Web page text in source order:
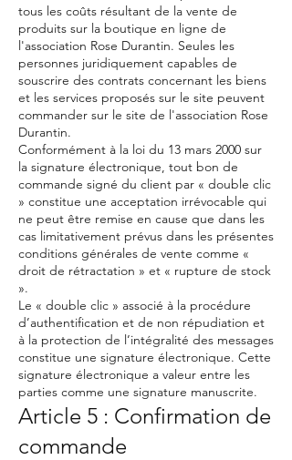
tous les coûts résultant de la vente de
produits sur la boutique en ligne de
l'association Rose Durantin. Seules les
personnes juridiquement capables de
souscrire des contrats concernant les biens
et les services proposés sur le site peuvent
commander sur le site de l'association Rose
Durantin.
Conformément à la loi du 13 mars 2000 sur
la signature électronique, tout bon de
commande signé du client par « double clic
» constitue une acceptation irrévocable qui
ne peut être remise en cause que dans les
cas limitativement prévus dans les présentes
conditions générales de vente comme «
droit de rétractation » et « rupture de stock
».
Le « double clic » associé à la procédure
d’authentification et de non répudiation et
à la protection de l’intégralité des messages
constitue une signature électronique. Cette
signature électronique a valeur entre les
parties comme une signature manuscrite.
Article 5 : Confirmation de
commande